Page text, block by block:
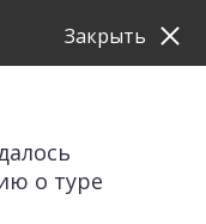
о туре
Закрыть